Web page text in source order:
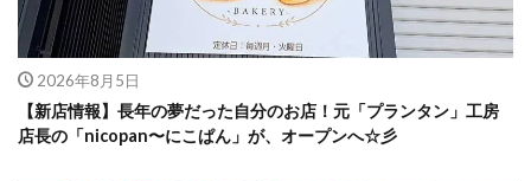
2026年8月5日
【新店情報】長年の夢だった自分のお店！元「プランタン」工房
店長の「nicopan〜にこぱん」が、オープンへ☆彡